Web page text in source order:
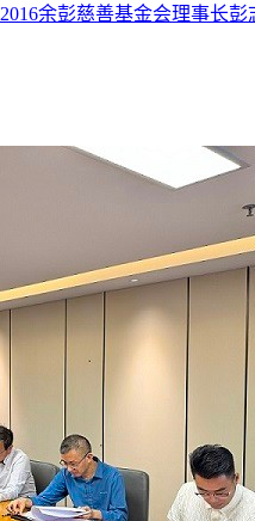
2016余彭慈善基金会理事长